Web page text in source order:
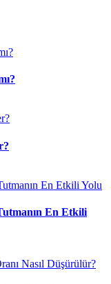
En Etkili